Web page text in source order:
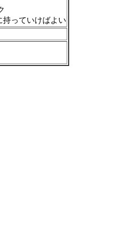
っていけばよい